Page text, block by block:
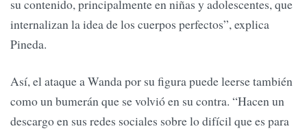
su contenido, principalmente en niñas y adolescentes, que
internalizan la idea de los cuerpos perfectos”, explica
Pineda.
Así, el ataque a Wanda por su figura puede leerse también
como un bumerán que se volvió en su contra. “Hacen un
descargo en sus redes sociales sobre lo difícil que es para